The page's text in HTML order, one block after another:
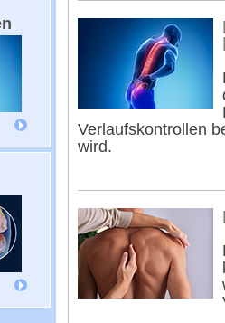
Verlaufskontrollen
wird.